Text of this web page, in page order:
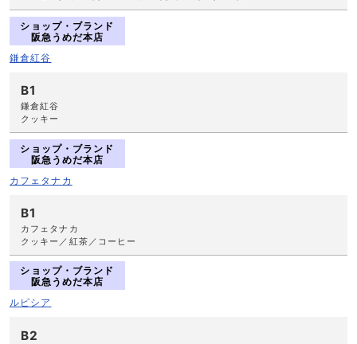
ショップ・ブランド
阪急うめだ本店
鎌倉紅谷
B1
鎌倉紅谷
クッキー
ショップ・ブランド
阪急うめだ本店
カフェタナカ
B1
カフェタナカ
クッキー／紅茶／コーヒー
ショップ・ブランド
阪急うめだ本店
ルピシア
B2